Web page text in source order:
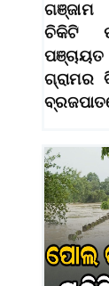
ଗଞ୍ଜାମ
ଚିକିଟି
ଗ୍ରାମର